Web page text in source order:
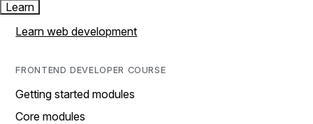
Learn
Learn web development
FRONTEND DEVELOPER COURSE
Getting started modules
Core modules